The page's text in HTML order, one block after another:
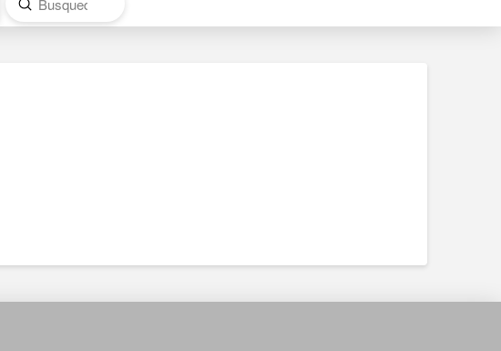
Search